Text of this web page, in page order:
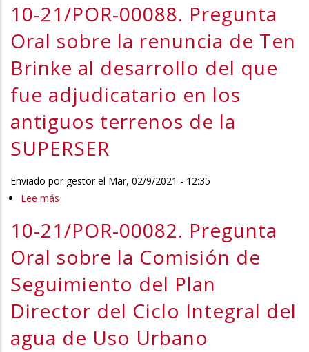
de
venta
y
consecuencias
la
parcela
Superser
la
holandesa
Ten
Brinke
21/COM-
00028.
Comparecencia
para
que
el
Consejero
Ordenación
Territorio,
Paisaje
y
Proyectos
Estratégicos
informe
sobre
proceso
10-21/POR-00088. Pregunta
Oral sobre la renuncia de Ten
Brinke al desarrollo del que
fue adjudicatario en los
antiguos terrenos de la
SUPERSER
Enviado por gestorel Mar, 02/9/2021 - 12:35
Lee más
21/POR-
00088.
Pregunta
Oral
la
renuncia
10-21/POR-00082. Pregunta
Oral sobre la Comisión de
Seguimiento del Plan
Director del Ciclo Integral del
agua de Uso Urbano